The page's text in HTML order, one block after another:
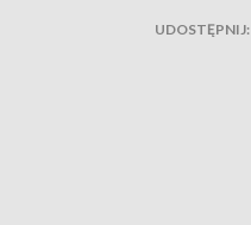
UDOSTĘPNIJ: